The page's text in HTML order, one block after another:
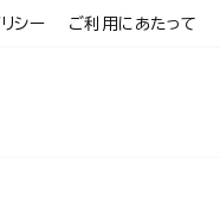
シー ご利用にあたって